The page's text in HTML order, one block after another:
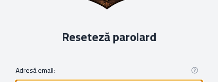
Reseteză parolard
Adresă email: